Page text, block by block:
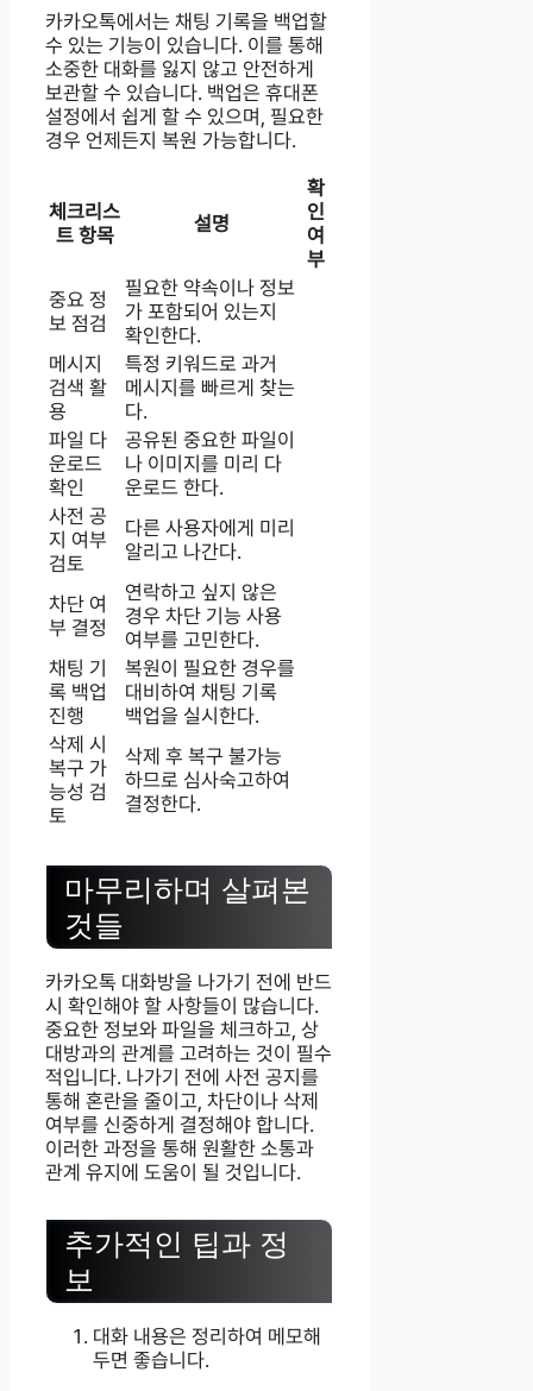
카카오톡에서는 채팅 기록을 백업할
수 있는 기능이 있습니다. 이를 통해
소중한 대화를 잃지 않고 안전하게
보관할 수 있습니다. 백업은 휴대폰
설정에서 쉽게 할 수 있으며, 필요한
경우 언제든지 복원 가능합니다.
체크리스
트 항목
설명
확
인
여
부
중요 정
보 점검
필요한 약속이나 정보
가 포함되어 있는지
확인한다.
메시지
검색 활
용
특정 키워드로 과거
메시지를 빠르게 찾는
다.
파일 다
운로드
확인
공유된 중요한 파일이
나 이미지를 미리 다
운로드 한다.
사전 공
지 여부
검토
다른 사용자에게 미리
알리고 나간다.
차단 여
부 결정
연락하고 싶지 않은
경우 차단 기능 사용
여부를 고민한다.
채팅 기
록 백업
진행
복원이 필요한 경우를
대비하여 채팅 기록
백업을 실시한다.
삭제 시
복구 가
능성 검
토
삭제 후 복구 불가능
하므로 심사숙고하여
결정한다.
마무리하며 살펴본
것들
카카오톡 대화방을 나가기 전에 반드
시 확인해야 할 사항들이 많습니다.
중요한 정보와 파일을 체크하고, 상
대방과의 관계를 고려하는 것이 필수
적입니다. 나가기 전에 사전 공지를
통해 혼란을 줄이고, 차단이나 삭제
여부를 신중하게 결정해야 합니다.
이러한 과정을 통해 원활한 소통과
관계 유지에 도움이 될 것입니다.
추가적인 팁과 정
보
대화 내용은 정리하여 메모해
두면 좋습니다.